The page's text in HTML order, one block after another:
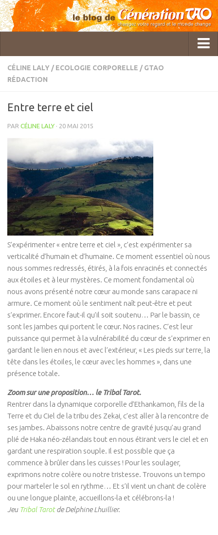
Qui sommes-nous ?
Cécile Bercegeay
Master Roger Itier
Céline Laly
Christine Gatineau
Isa Artao
Muriel Rojas
Marie Delaneau
Arnaud Mattlinger
Sandrine Toutard
Etienne Hayem
GTAO Community
GRETT
Thematiques
Ecologie corporelle
Arts Martiaux
Santé & Bien-être
Voies du féminin
NEWS
Save the date
Vidéos
CÉLINE LALY / ECOLOGIE CORPORELLE / GTAO
RÉDACTION
Entre terre et ciel
PAR CÉLINE LALY · 20 MAI 2015
S’expérimenter « entre terre et ciel », c’est expérimenter sa
verticalité d’humain et d’humaine. Ce moment essentiel où nous
nous sommes redressés, étirés, à la fois enracinés et connectés
aux étoiles et à leur mystères. Ce moment fondamental où
nous avons présenté notre cœur au monde sans carapace ni
armure. Ce moment où le sentiment naît peut-être et peut
s’exprimer. Encore faut-il qu’il soit soutenu… Par le bassin, ce
sont les jambes qui portent le cœur. Nos racines. C’est leur
puissance qui permet à la vulnérabilité du cœur de s’exprimer en
gardant le lien en nous et avec l’extérieur, « Les pieds sur terre, la
tête dans les étoiles, le cœur avec les hommes », dans une
présence totale.
Zoom sur une proposition… le Tribal Tarot.
Rentrer dans la dynamique corporelle d’Ethankamon, fils de la
Terre et du Ciel de la tribu des Zekai, c’est aller à la rencontre de
ses jambes. Abaissons notre centre de gravité jusqu’au grand
plié de Haka néo-zélandais tout en nous étirant vers le ciel et en
gardant une respiration souple. Il est possible que ça
commence à brûler dans les cuisses ! Pour les soulager,
exprimons notre colère ou notre tristesse. Trouvons un tempo
pour marteler le sol en rythme… Et s’il vient un chant de colère
ou une longue plainte, accueillons-la et célébrons-la !
Jeu Tribal Tarotde Delphine Lhuillier.